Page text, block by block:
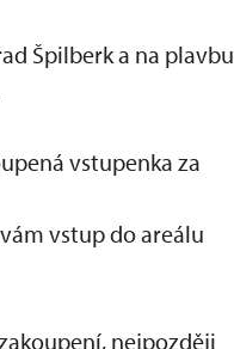
Špilberk a na plavbu
vstupenka za
vstup do areálu
nejpozději